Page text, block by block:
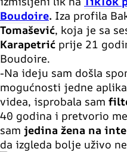
Boudoire. Iza profila
Tomašević, koja je sa
Karapetrić prije 21
Boudoire.
-Na ideju sam došla
mogućnosti jedne
videa, isprobala sam
40 godina i pretvorio
sam jedina žena na
da izgleda bolje uživo